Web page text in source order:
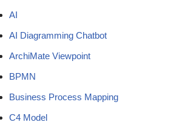
AI
AI Diagramming Chatbot
ArchiMate Viewpoint
BPMN
Business Process Mapping
C4 Model